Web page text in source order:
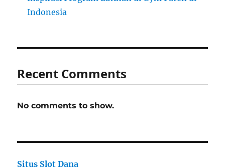
Indonesia
Recent Comments
No comments to show.
Situs Slot Dana